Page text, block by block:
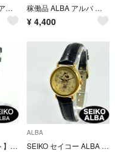
美品 稼働品 ALBA アルバ SEIKO レディース腕時計 ゴールド ホワイト 稼働品 ALBA アルバ レディース腕時計 ミッキーマウス ディズニー ゴールド
¥ 4,400
【新品電池・ベルト】SEIKO ALBA QZ ホワイト レディース 時計 稼働
ALBA
SEIKO セイコー ALBA アルバ クォーツ ゴールド ミニーマウス レディース 腕時計 稼働品 新品電池 新品社外ベルト